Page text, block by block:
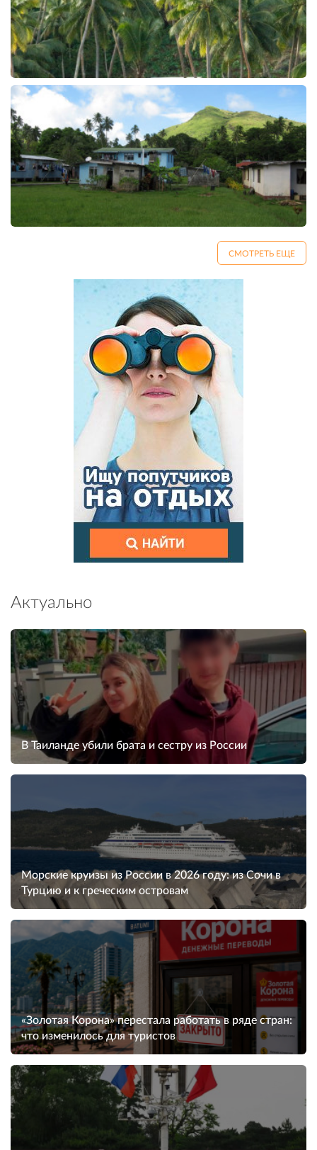
СМОТРЕТЬ ЕЩЕ
Актуально
В Таиланде убили брата и сестру из России
Морские круизы из России в 2026 году: из Сочи в
Турцию и к греческим островам
«Золотая Корона» перестала работать в ряде стран:
что изменилось для туристов